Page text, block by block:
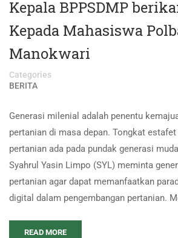
Kepala BPPSDMP
Kepada Mahasiswa
Manokwari
Categories
BERITA
Generasi milenial adalah penentu
pertanian di masa depan. Tongkat
pertanian ada pada pundak generasi
Syahrul Yasin Limpo (SYL) meminta
pertanian agar dapat memanfaatkan
digital dalam pengembangan pertanian.
READ MORE